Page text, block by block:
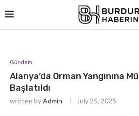
Gündem
Alanya’da Orman Yangınına
Başlatıldı
written byAdmin July 25, 2025